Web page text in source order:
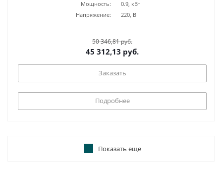
Мощность:
0.9, кВт
Напряжение:
220, В
50 346,81 руб.
45 312,13 руб.
Заказать
Подробнее
Показать еще